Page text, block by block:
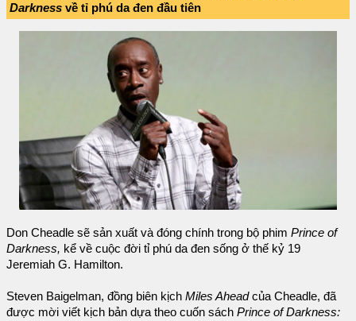
Darkness về tỉ phú da đen đầu tiên
Don Cheadle sẽ sản xuất và đóng chính trong bộ phim Prince of
Darkness, kể về cuộc đời tỉ phú da đen sống ở thế kỷ 19
Jeremiah G. Hamilton.
Steven Baigelman, đồng biên kịch Miles Aheadcủa Cheadle, đã
được mời viết kịch bản dựa theo cuốn sách Prince of Darkness: